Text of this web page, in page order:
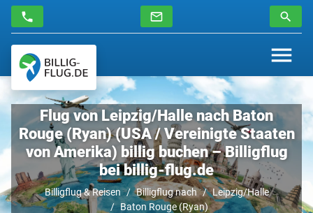
Flug von Leipzig/Halle nach Baton
Rouge (Ryan) (USA / Vereinigte Staaten
von Amerika) billig buchen – Billigflug
bei billig-flug.de
Billigflug & Reisen Billigflug nach
Leipzig/Halle
Baton Rouge (Ryan)